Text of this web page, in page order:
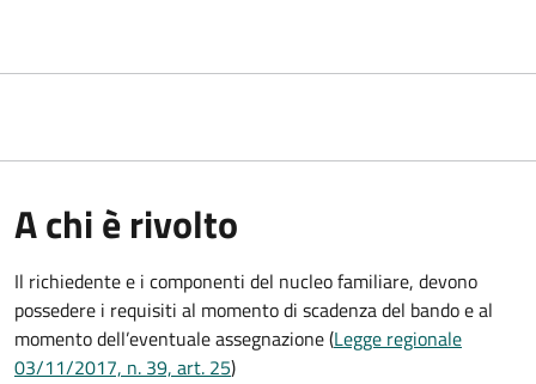
A chi è rivolto
Il richiedente e i componenti del nucleo familiare, devono
possedere i requisiti al momento di scadenza del bando e al
momento dell’eventuale assegnazione (Legge regionale
03/11/2017, n. 39, art. 25)